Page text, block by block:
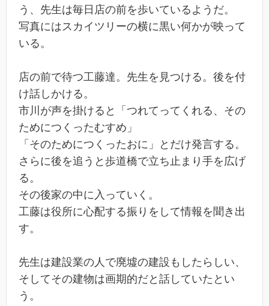
う、先生は毎日店の前を歩いているようだ。
写真にはスカイツリーの横に黒い何かが映って
いる。
店の前で待つ工藤達。先生を見つける。後を付
け話しかける。
市川が声を掛けると「つれてってくれる、その
ためにつくったむすめ」
「そのためにつくったおに」とだけ発言する。
さらに後を追うと歩道橋で立ち止まり手を広げ
る。
その後家の中に入っていく。
工藤は役所に心配する振りをして情報を聞き出
す。
先生は建設業の人で廃墟の建設もしたらしい、
そしてその建物は画期的だと話していたとい
う。